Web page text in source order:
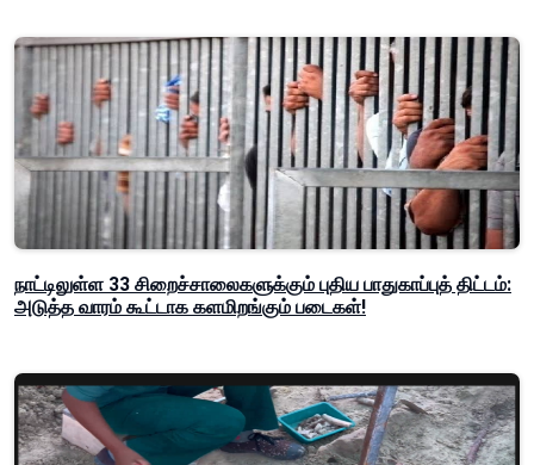
நாட்டிலுள்ள 33 சிறைச்சாலைகளுக்கும் புதிய பாதுகாப்புத் திட்டம்:
அடுத்த வாரம் கூட்டாக களமிறங்கும் படைகள்!